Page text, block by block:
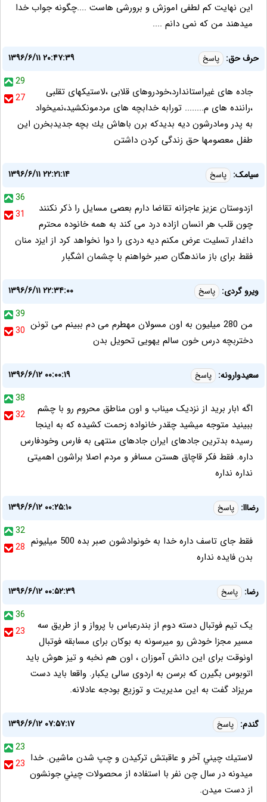
این نهایت کم لطفی اموزش و برورشی هاست ....چگونه جواب خدا
میدهند من که نمی دانم ....
حرف حق: پاسخ
۱۳۹۶/۶/۱۱ ۲۰:۴۷:۳۹
29
27
جاده هاى غيراستاندارد،خودروهاى قلابى ،لاستيكهاى تقلبى
،راننده هاى م........ تورابه خدابچه هاى مردمونكشيد،نميخواد
به پدر ومادرشون ديه بديدكه برن باهاش يك بچه جديدبخرن اين
طفل معصومها حق زندگى كردن داشتن
سیامک: پاسخ
۱۳۹۶/۶/۱۱ ۲۲:۲۱:۱۴
36
31
ازدوستان عزیز عاجزانه تقاضا دارم بعصی مسایل را ذکر نکنند
چون قلب هر انسان ازاده درد می کند به همه خانوده محترم
داغدار تسلیت عرض مکنم دیه دردی را دوا نخواهد کرد از ایزد منان
فقط برای باز ماندهگان صبر خواهنم با چشمان اشگبار
ویرو گردی: پاسخ
۱۳۹۶/۶/۱۱ ۲۲:۳۴:۰۰
39
30 من 280 میلیون به اون مسولان مهطرم می دم ببینم می تونن
دختربچه درس خون سالم یهویی تحویل بدن
سعیدوارونه: پاسخ
۱۳۹۶/۶/۱۲ ۰۰:۰۰:۱۹
38
32
اگه ۱بار برید از نزدیک میناب و اون مناطق محروم رو با چشم
ببینید متوجه میشید چقدر خانواده زحمت کشیده که به اینجا
رسیده بدترین جادهای ایران جادهای منتهی به فارس وخودفارس
داره. فقط فکر قاچاق هستن مسافر و مردم اصلا براشون اهمیتی
نداره نداره
رضااا: پاسخ
۱۳۹۶/۶/۱۲ ۰۰:۲۵:۱۰
32
28 فقط جای تاسف داره خدا به خونوادشون صبر بده 500 میلیونم
بدن فایده نداره
رضا: پاسخ
۱۳۹۶/۶/۱۲ ۰۰:۵۲:۳۹
36
23
یک تیم فوتبال دسته دوم از بندرعباس با پرواز و از طریق سه
مسیر مجزا خودش رو میرسونه به بوکان برای مسابقه فوتبال
اونوقت برای این دانش آموزان ، اون هم نخبه و تیز هوش باید
اتوبوس بگیرن که برسن به اردوی سالی یکبار. واقعا باید دست
مریزاد گفت به این مدیریت و توزیع بودجه عادلانه.
گندم: پاسخ
۱۳۹۶/۶/۱۲ ۰۷:۵۷:۱۷
23
23 لاستيك چيني آخر و عاقبتش تركيدن و چپ شدن ماشين. خدا
ميدونه در سال چن نفر با استفاده از محصولات چيني جونشون
از دست ميدن.